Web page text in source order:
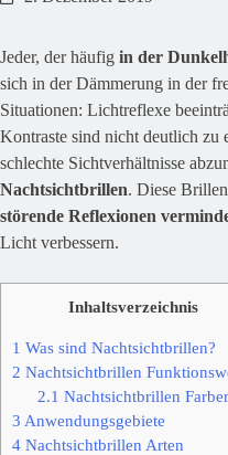
Jeder, der häufig in der
sich in der Dämmerung in der
Situationen: Lichtreflexe
Kontraste sind nicht deutlich
schlechte Sichtverhältnisse
Nachtsichtbrillen. Diese
störende Reflexionen
Licht verbessern.
Inhaltsverzeichnis
1 Was sind Nachtsichtbrillen?
2 Nachtsichtbrillen
2.1 Nachtsichtbrillen
3 Anwendungsgebiete
4 Nachtsichtbrillen Arten